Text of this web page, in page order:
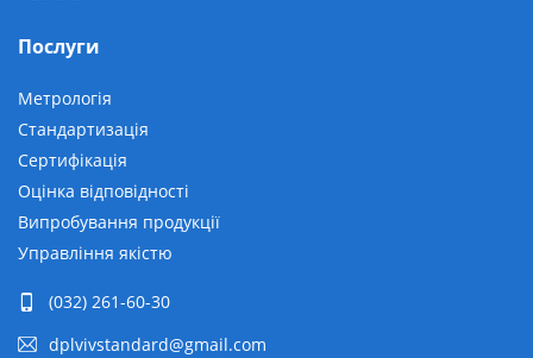
Послуги
Метрологія
Стандартизація
Сертифікація
Оцінка відповідності
Випробування продукції
Управління якістю
(032) 261-60-30
dplvivstandard@gmail.com